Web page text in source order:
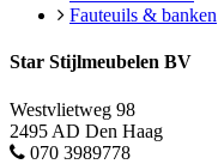
Fauteuils & banken
Star Stijlmeubelen BV
Westvlietweg 98
2495 AD Den Haag
070 3989778